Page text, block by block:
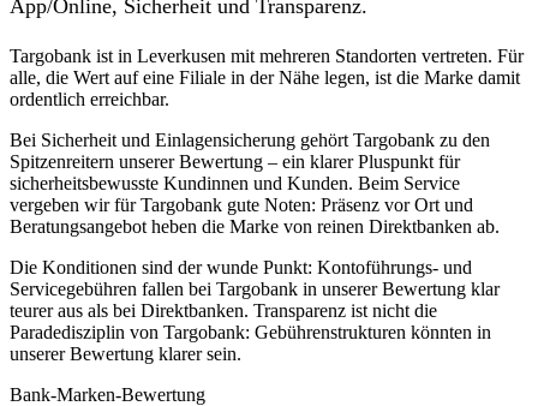
App/Online, Sicherheit und Transparenz.
Targobank ist in Leverkusen mit mehreren Standorten vertreten. Für
alle, die Wert auf eine Filiale in der Nähe legen, ist die Marke damit
ordentlich erreichbar.
Bei Sicherheit und Einlagensicherung gehört Targobank zu den
Spitzenreitern unserer Bewertung – ein klarer Pluspunkt für
sicherheitsbewusste Kundinnen und Kunden. Beim Service
vergeben wir für Targobank gute Noten: Präsenz vor Ort und
Beratungsangebot heben die Marke von reinen Direktbanken ab.
Die Konditionen sind der wunde Punkt: Kontoführungs- und
Servicegebühren fallen bei Targobank in unserer Bewertung klar
teurer aus als bei Direktbanken. Transparenz ist nicht die
Paradedisziplin von Targobank: Gebührenstrukturen könnten in
unserer Bewertung klarer sein.
Bank-Marken-Bewertung